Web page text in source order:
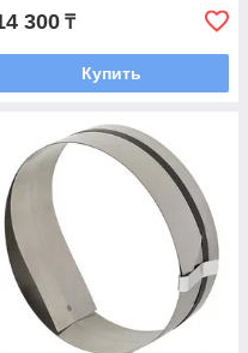
300 ₸
Купить